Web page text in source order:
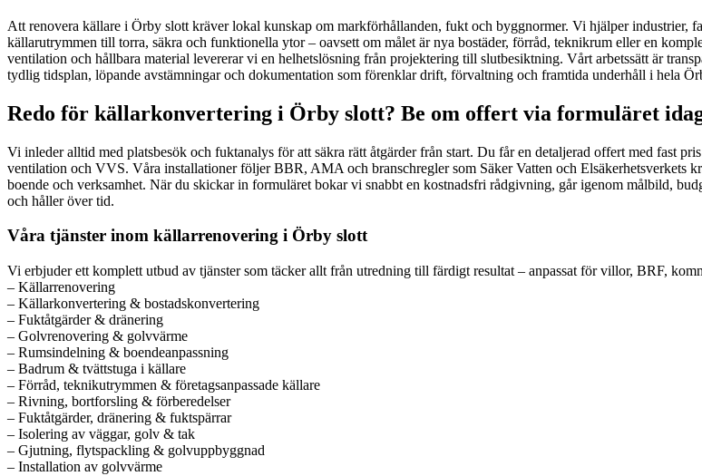
Att renovera källare i Örby slott kräver lokal kunskap om markförhållanden, fukt och byggnormer. Vi hjälper industrier,
källarutrymmen till torra, säkra och funktionella ytor – oavsett om målet är nya bostäder, förråd, teknikrum eller en
ventilation och hållbara material levererar vi en helhetslösning från projektering till slutbesiktning. Vårt arbetssätt är
tydlig tidsplan, löpande avstämningar och dokumentation som förenklar drift, förvaltning och framtida underhåll i hela
Redo för källarkonvertering i Örby slott? Be om offert via formuläret
Vi inleder alltid med platsbesök och fuktanalys för att säkra rätt åtgärder från start. Du får en detaljerad offert med fast
ventilation och VVS. Våra installationer följer BBR, AMA och branschregler som Säker Vatten och Elsäkerhetsverkets
boende och verksamhet. När du skickar in formuläret bokar vi snabbt en kostnadsfri rådgivning, går igenom målbild,
och håller över tid.
Våra tjänster inom källarrenovering i Örby slott
Vi erbjuder ett komplett utbud av tjänster som täcker allt från utredning till färdigt resultat – anpassat för villor, BRF,
– Källarrenovering
– Källarkonvertering & bostadskonvertering
– Fuktåtgärder & dränering
– Golvrenovering & golvvärme
– Rumsindelning & boendeanpassning
– Badrum & tvättstuga i källare
– Förråd, teknikutrymmen & företagsanpassade källare
– Rivning, bortforsling & förberedelser
– Fuktåtgärder, dränering & fuktspärrar
– Isolering av väggar, golv & tak
– Gjutning, flytspackling & golvuppbyggnad
– Installation av golvvärme